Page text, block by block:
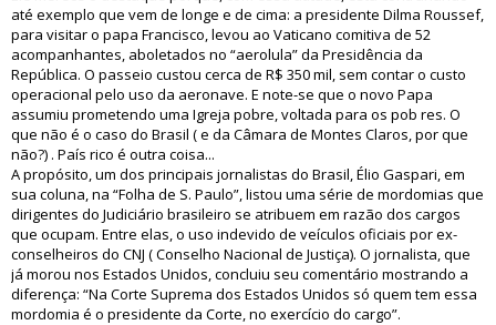
até exemplo que vem de longe e de cima: a presidente Dilma Roussef,
para visitar o papa Francisco, levou ao Vaticano comitiva de 52
acompanhantes, aboletados no “aerolula” da Presidência da
República. O passeio custou cerca de R$ 350 mil, sem contar o custo
operacional pelo uso da aeronave. E note-se que o novo Papa
assumiu prometendo uma Igreja pobre, voltada para os pob res. O
que não é o caso do Brasil ( e da Câmara de Montes Claros, por que
não?) . País rico é outra coisa...
A propósito, um dos principais jornalistas do Brasil, Élio Gaspari, em
sua coluna, na “Folha de S. Paulo”, listou uma série de mordomias que
dirigentes do Judiciário brasileiro se atribuem em razão dos cargos
que ocupam. Entre elas, o uso indevido de veículos oficiais por ex-
conselheiros do CNJ ( Conselho Nacional de Justiça). O jornalista, que
já morou nos Estados Unidos, concluiu seu comentário mostrando a
diferença: “Na Corte Suprema dos Estados Unidos só quem tem essa
mordomia é o presidente da Corte, no exercício do cargo”.